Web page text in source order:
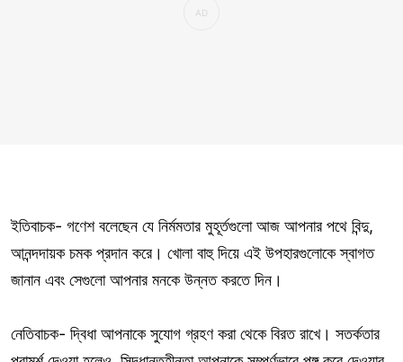
ইতিবাচক- গণেশ বলেছেন যে নির্মমতার মুহূর্তগুলো আজ আপনার পথে বিন্দু,
আনন্দদায়ক চমক প্রদান করে। খোলা বাহু দিয়ে এই উপহারগুলোকে স্বাগত
জানান এবং সেগুলো আপনার মনকে উন্নত করতে দিন।
নেতিবাচক- দ্বিধা আপনাকে সুযোগ গ্রহণ করা থেকে বিরত রাখে। সতর্কতার